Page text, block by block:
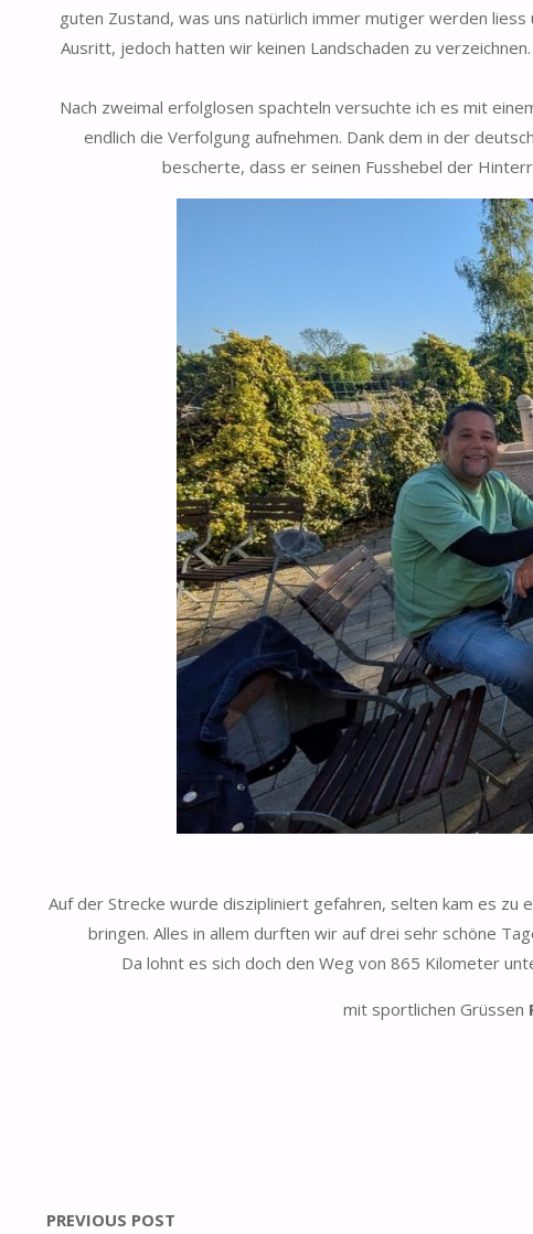
guten Zustand, was uns natürlich immer mutiger werden
Ausritt, jedoch hatten wir keinen Landschaden zu
Nach zweimal erfolglosen spachteln versuchte ich es mit
endlich die Verfolgung aufnehmen. Dank dem in der
bescherte, dass er seinen Fusshebel der
Auf der Strecke wurde diszipliniert gefahren, selten kam es zu
bringen. Alles in allem durften wir auf drei sehr schöne
Da lohnt es sich doch den Weg von 865 Kilometer
mit sportlichen Grüssen
PREVIOUS POST